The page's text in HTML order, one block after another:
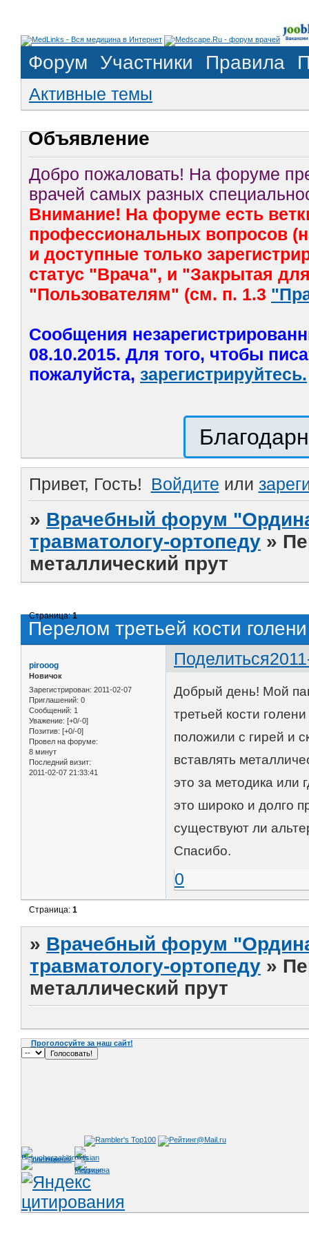
Форум Участники Правила
Активные темы
Объявление
Добро пожаловать! На форуме
врачей самых разных
Внимание! На форуме есть
профессиональных вопросов
и доступные только
статус "Врача", и "Закрытая
"Пользователям" (см. п. 1.3
Сообщения
08.10.2015. Для того, чтобы
пожалуйста, зарегистрируйтесь.
Привет, Гость! Войдите или
» Врачебный форум
травматологу-ортопеду »
металлический прут
Перелом третьей кости
Страница:1
Поделиться
pirooog
Новичок
Зарегистрирован: 2011-02-07
Приглашений: 0
Сообщений: 1
Уважение: [+0/-0]
Позитив: [+0/-0]
Провел на форуме:
8 минут
Последний визит:
2011-02-07 21:33:41
Добрый день! Мой
третьей кости
положили с гирей и
вставлять
это за методика или
это широко и долго
существуют ли
Спасибо.
0
Страница:1
» Врачебный форум
травматологу-ортопеду »
металлический прут
Проголосуйте за наш сайт!